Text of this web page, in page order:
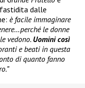
dalle
è facile immaginare
le donne
vedono. Uomini così
e beati in questa
di quanto fanno